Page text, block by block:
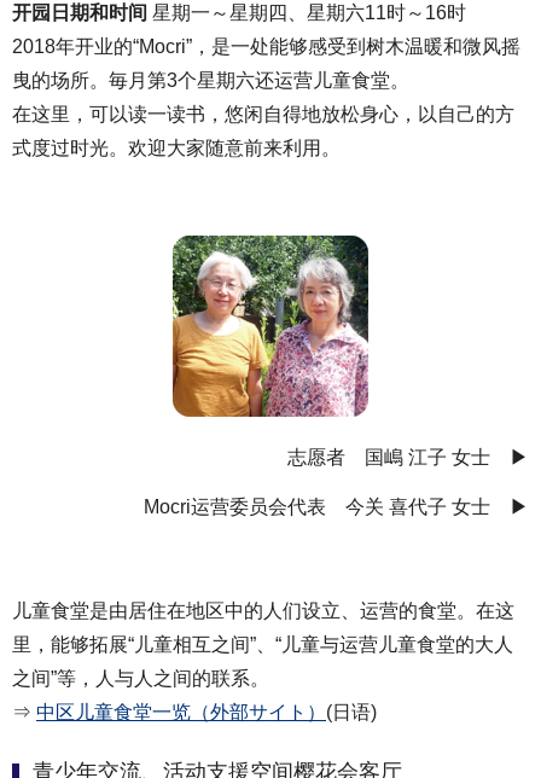
开园日期和时间 星期一～星期四、星期六11时～16时
2018年开业的“Mocri”，是一处能够感受到树木温暖和微风摇
曳的场所。毎月第3个星期六还运营儿童食堂。
在这里，可以读一读书，悠闲自得地放松身心，以自己的方
式度过时光。欢迎大家随意前来利用。
志愿者 国嶋 江子 女士 ▶
Mocri运营委员会代表 今关 喜代子 女士 ▶
儿童食堂是由居住在地区中的人们设立、运营的食堂。在这
里，能够拓展“儿童相互之间”、“儿童与运营儿童食堂的大人
之间”等，人与人之间的联系。
⇒ 中区儿童食堂一览（外部サイト） (日语)
青少年交流、活动支援空间樱花会客厅